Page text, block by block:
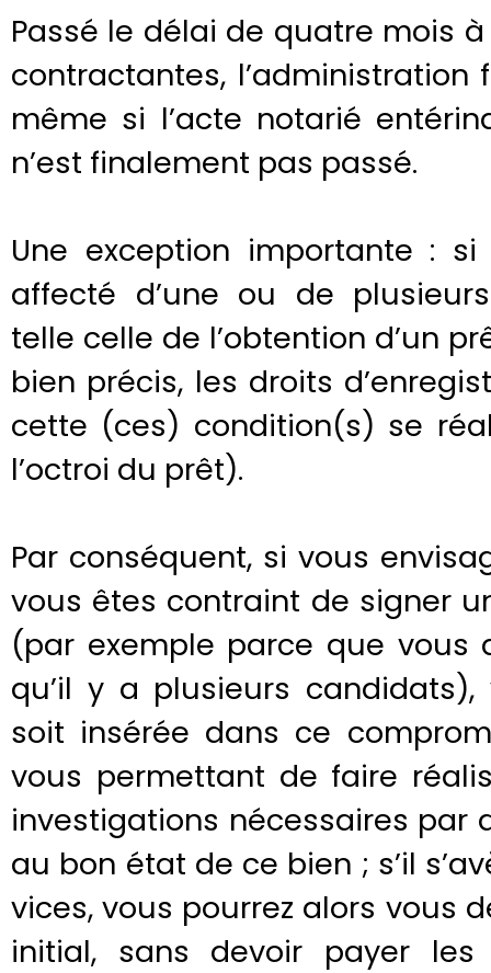
Passé le délai de quatre mois
contractantes,
même si l’acte notarié
n’est finalement pas passé.
Une exception importante :
affecté d’une ou de
telle celle de l’obtention d’un
bien précis, les droits
cette (ces) condition(s) se
l’octroi du prêt).
Par conséquent, si vous
vous êtes contraint de signer
(par exemple parce que
qu’il y a plusieurs
soit insérée dans ce
vous permettant de faire
investigations nécessaires par
au bon état de ce bien ; s’il
vices, vous pourrez alors vous
initial, sans devoir payer les